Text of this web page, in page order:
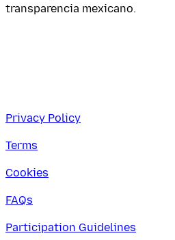
transparencia mexicano.
Privacy Policy
Terms
Cookies
FAQs
Participation Guidelines